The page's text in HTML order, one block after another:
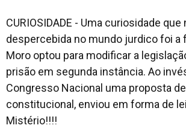
CURIOSIDADE - Uma curiosidade
despercebida no mundo jurdico foi a
Moro optou para modificar a
prisão em segunda instância. Ao
Congresso Nacional uma proposta
constitucional, enviou em forma de
Mistério!!!!